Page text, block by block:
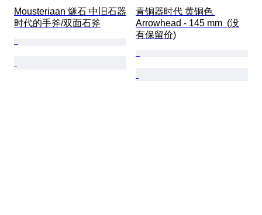
Mousteriaan 燧石 中旧石器
时代的手斧/双面石斧
青铜器时代 黄铜色
Arrowhead - 145 mm  (没
有保留价)